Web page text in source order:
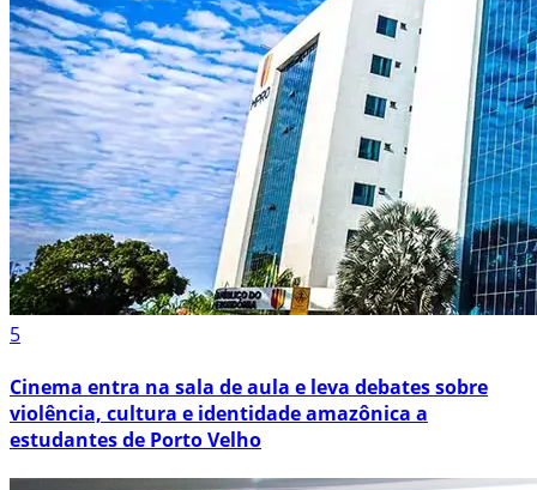
5
Cinema entra na sala de aula e leva debates sobre
violência, cultura e identidade amazônica a
estudantes de Porto Velho